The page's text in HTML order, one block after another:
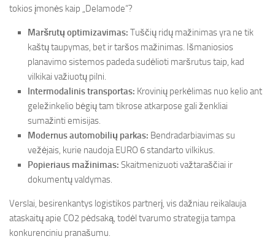
tokios įmonės kaip „Delamode“?
Maršrutų optimizavimas: Tuščių ridų mažinimas yra ne tik
kaštų taupymas, bet ir taršos mažinimas. Išmaniosios
planavimo sistemos padeda sudėlioti maršrutus taip, kad
vilkikai važiuotų pilni.
Intermodalinis transportas: Krovinių perkėlimas nuo kelio ant
geležinkelio bėgių tam tikrose atkarpose gali ženkliai
sumažinti emisijas.
Modernus automobilių parkas: Bendradarbiavimas su
vežėjais, kurie naudoja EURO 6 standarto vilkikus.
Popieriaus mažinimas: Skaitmenizuoti važtaraščiai ir
dokumentų valdymas.
Verslai, besirenkantys logistikos partnerį, vis dažniau reikalauja
ataskaitų apie CO2 pėdsaką, todėl tvarumo strategija tampa
konkurenciniu pranašumu.